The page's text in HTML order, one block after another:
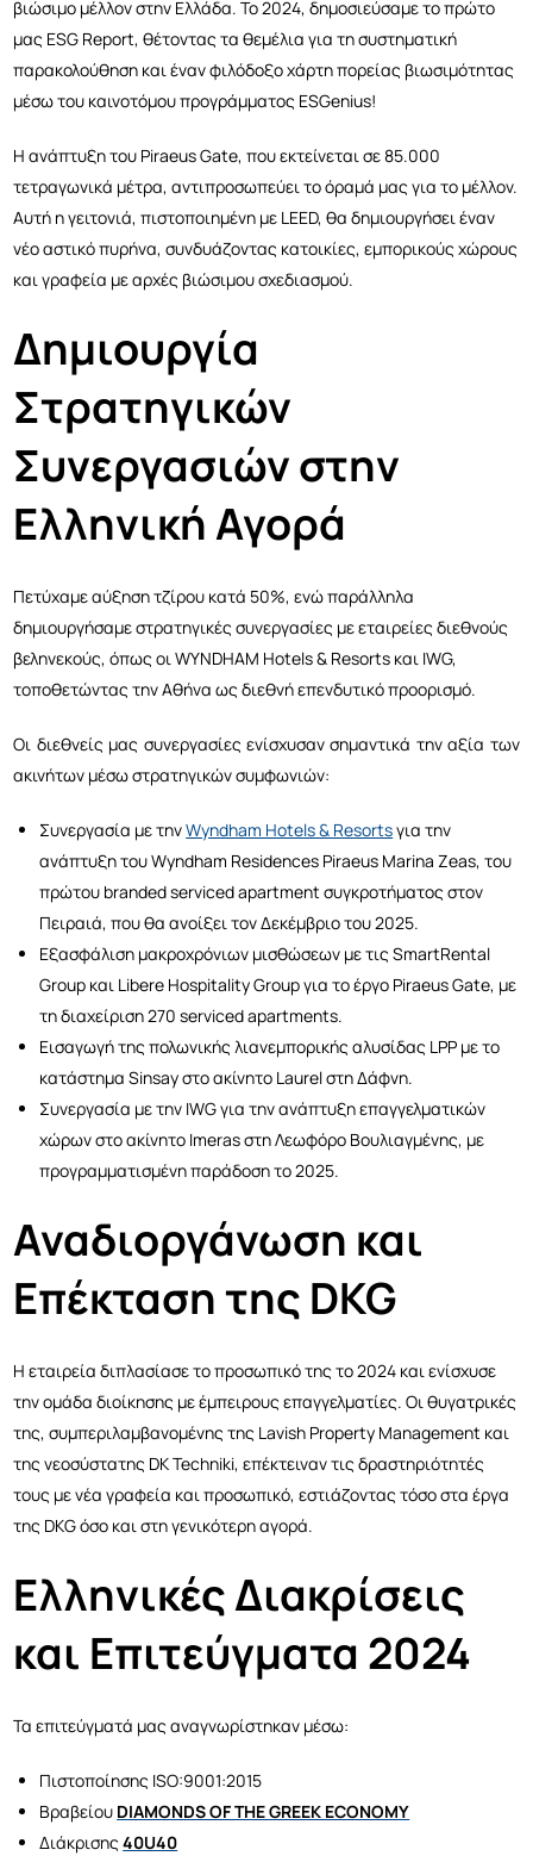
βιώσιμο μέλλον στην Ελλάδα. Το 2024, δημοσιεύσαμε το πρώτο
μας ESG Report, θέτοντας τα θεμέλια για τη συστηματική
παρακολούθηση και έναν φιλόδοξο χάρτη πορείας βιωσιμότητας
μέσω του καινοτόμου προγράμματος ESGenius!
Η ανάπτυξη του Piraeus Gate, που εκτείνεται σε 85.000
τετραγωνικά μέτρα, αντιπροσωπεύει το όραμά μας για το μέλλον.
Αυτή η γειτονιά, πιστοποιημένη με LEED, θα δημιουργήσει έναν
νέο αστικό πυρήνα, συνδυάζοντας κατοικίες, εμπορικούς χώρους
και γραφεία με αρχές βιώσιμου σχεδιασμού.
Δημιουργία
Στρατηγικών
Συνεργασιών στην
Ελληνική Αγορά
Πετύχαμε αύξηση τζίρου κατά 50%, ενώ παράλληλα
δημιουργήσαμε στρατηγικές συνεργασίες με εταιρείες διεθνούς
βεληνεκούς, όπως οι WYNDHAM Hotels & Resorts και IWG,
τοποθετώντας την Αθήνα ως διεθνή επενδυτικό προορισμό.
Οι διεθνείς μας συνεργασίες ενίσχυσαν σημαντικά την αξία των
ακινήτων μέσω στρατηγικών συμφωνιών:
Συνεργασία με τηνWyndham Hotels & Resortsγια την
ανάπτυξη του Wyndham Residences Piraeus Marina Zeas, του
πρώτου branded serviced apartment συγκροτήματος στον
Πειραιά, που θα ανοίξει τον Δεκέμβριο του 2025.
Εξασφάλιση μακροχρόνιων μισθώσεων με τις SmartRental
Group και Libere Hospitality Group για το έργο Piraeus Gate, με
τη διαχείριση 270 serviced apartments.
Εισαγωγή της πολωνικής λιανεμπορικής αλυσίδας LPP με το
κατάστημα Sinsay στο ακίνητο Laurel στη Δάφνη.
Συνεργασία με την IWG για την ανάπτυξη επαγγελματικών
χώρων στο ακίνητο Imeras στη Λεωφόρο Βουλιαγμένης, με
προγραμματισμένη παράδοση το 2025.
Αναδιοργάνωση και
Επέκταση της DKG
Η εταιρεία διπλασίασε το προσωπικό της το 2024 και ενίσχυσε
την ομάδα διοίκησης με έμπειρους επαγγελματίες. Οι θυγατρικές
της, συμπεριλαμβανομένης της Lavish Property Management και
της νεοσύστατης DK Techniki, επέκτειναν τις δραστηριότητές
τους με νέα γραφεία και προσωπικό, εστιάζοντας τόσο στα έργα
της DKG όσο και στη γενικότερη αγορά.
Ελληνικές Διακρίσεις
και Επιτεύγματα 2024
Τα επιτεύγματά μας αναγνωρίστηκαν μέσω:
Πιστοποίησης ISO:9001:2015
Βραβείου DIAMONDS OF THE GREEK ECONOMY
Διάκρισης40U40